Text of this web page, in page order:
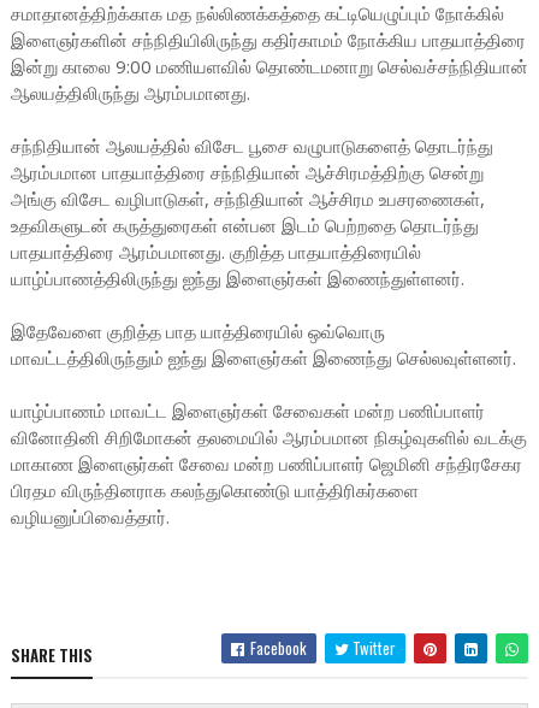
சமாதானத்திற்க்காக மத நல்லிணக்கத்தை கட்டியெழுப்பும் நோக்கில்
இளைஞர்களின் சந்நிதியிலிருந்து கதிர்காமம் நோக்கிய பாதயாத்திரை
இன்று காலை 9:00 மணியளவில் தொண்டமனாறு செல்வச்சந்நிதியான்
ஆலயத்திலிருந்து ஆரம்பமானது.
சந்நிதியான் ஆலயத்தில் விசேட பூசை வழுபாடுகளைத் தொடர்ந்து
ஆரம்பமான பாதயாத்திரை சந்நிதியான் ஆச்சிரமத்திற்கு சென்று
அங்கு விசேட வழிபாடுகள், சந்நிதியான் ஆச்சிரம உபசரணைகள்,
உதவிகளுடன் கருத்துரைகள் என்பன இடம் பெற்றதை தொடர்ந்து
பாதயாத்திரை ஆரம்பமானது. குறித்த பாதயாத்திரையில்
யாழ்ப்பாணத்திலிருந்து ஐந்து இளைஞர்கள் இணைந்துள்ளனர்.
இதேவேளை குறித்த பாத யாத்திரையில் ஒவ்வொரு
மாவட்டத்திலிருந்தும் ஐந்து இளைஞர்கள் இணைந்து செல்லவுள்ளனர்.
யாழ்ப்பாணம் மாவட்ட இளைஞர்கள் சேவைகள் மன்ற பணிப்பாளர்
வினோதினி சிறிமோகன் தலமையில் ஆரம்பமான நிகழ்வுகளில் வடக்கு
மாகாண இளைஞர்கள் சேவை மன்ற பணிப்பாளர் ஜெமினி சந்திரசேகர
பிரதம விருந்தினராக கலந்துகொண்டு யாத்திரிகர்களை
வழியனுப்பிவைத்தார்.
SHARE THIS Facebook Twitter